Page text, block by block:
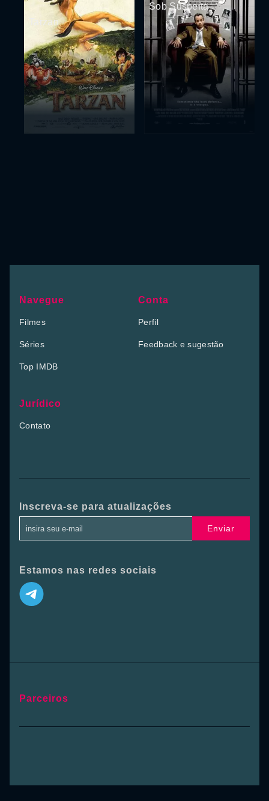
Tarzan
Sob Suspeita
Navegue
Filmes
Séries
Top IMDB
Conta
Perfil
Feedback e sugestão
Jurídico
Contato
Inscreva-se para atualizações
Enviar
Estamos nas redes sociais
Parceiros